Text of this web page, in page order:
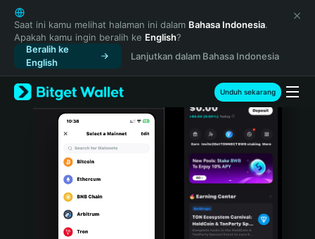
English
日本語
Tiếng Việt
Русский
Español (Latinoamérica)
Türkçe
Italiano
Português (Portugal)
Bahasa Indonesia
Saat ini kamu melihat halaman ini dalam Bahasa Indonesia.
Apakah kamu ingin beralih ke English?
Beralih ke
English
Lanjutkan dalam Bahasa Indonesia
Unduh sekarang